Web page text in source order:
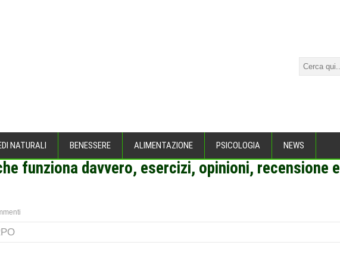
NATURALI BENESSERE ALIMENTAZIONE PSICOLOGIA NEWS
CORPO>
funziona davvero, esercizi, opinioni, recensione e